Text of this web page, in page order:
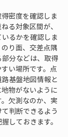
密度を確認しま
る対象区間が、
るかを確認しま
り面、交差点隅
分などは、取得
い場所です。点
基盤地図情報と
物がないように
欠測なのか、実
判断できるよう
しておきます。